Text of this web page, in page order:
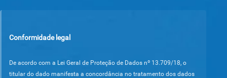
Conformidade legal
De acordo com a Lei Geral de Proteção de Dados nº 13.709/18, o
titular do dado manifesta a concordância no tratamento dos dados